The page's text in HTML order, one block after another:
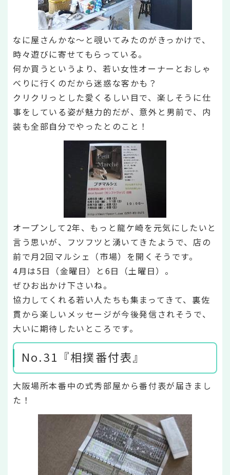
なに屋さんかな～と覗いてみたのがきっかけで、
時々遊びに寄せてもらっている。
何か買うというより、若い女性オーナーとおしゃ
べりに行くのだから迷惑な客かも？
クリクリっとした愛くるしい目で、楽しそうに仕
事をしている姿が魅力的だが、意外と男前で、内
装も全部自分でやったとのこと！
オープンして2年、もっと龍ケ崎を元気にしたいと
言う思いが、フツフツと湧いてきたようで、店の
前で月2回マルシェ（市場）を開くそうです。
4月は5日（金曜日）と6日（土曜日）。
ぜひお出かけ下さいね。
協力してくれる若い人たちも集まってきて、裏佐
貫から楽しいメッセージが今後発信されそうで、
大いに期待したいところです。
No.31『相撲番付表』
大阪場所本番中の式秀部屋から番付表が届きまし
た！